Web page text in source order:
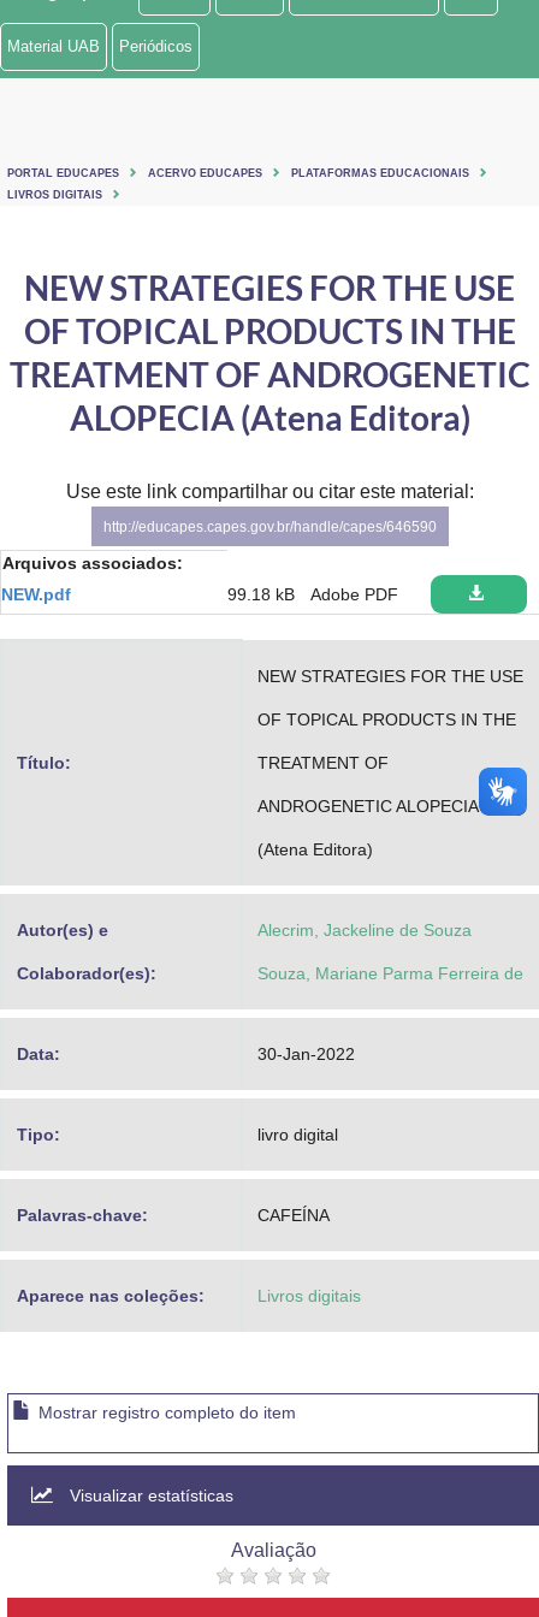
Ministério de Minas e Energia
Ministério do Turismo
Controladoria-Geral da União
Secretaria-Geral
Gabinete de Segurança Institucional
Advocacia-Geral da União
Banco Central do Brasil
Material UAB Periódicos
PORTAL EDUCAPES ACERVO EDUCAPES
PLATAFORMAS EDUCACIONAIS
LIVROS DIGITAIS
NEW STRATEGIES FOR THE USE
OF TOPICAL PRODUCTS IN THE
TREATMENT OF ANDROGENETIC
ALOPECIA (Atena Editora)
Use este link compartilhar ou citar este material:
http://educapes.capes.gov.br/handle/capes/646590
Arquivos associados:
NEW.pdf
99.18 kB Adobe PDF
Título:
NEW STRATEGIES FOR THE USE
OF TOPICAL PRODUCTS IN THE
TREATMENT OF
ANDROGENETIC ALOPECIA
(Atena Editora)
Autor(es) e
Colaborador(es):
Alecrim, Jackeline de Souza
Souza, Mariane Parma Ferreira de
Data: 30-Jan-2022
Tipo: livro digital
Palavras-chave: CAFEÍNA
Aparece nas coleções: Livros digitais
Mostrar registro completo do item
Visualizar estatísticas
Avaliação